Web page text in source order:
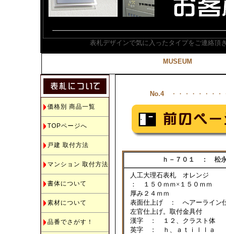
表札デザインで気に入ったタイプをご連絡頂
MUSEUM
No.4・・・・・・・・
ｈ－７０１ ： 松
人工大理石表札 オレンジ
： １５０ｍｍ×１５０ｍｍ
厚み２４ｍｍ
表面仕上げ ： へアーライン
左官仕上げ。取付金具付
漢字 ： １２、クラスト体
英字 ： ｈ、ａｔｉｌｌａ
価格別 商品一覧
TOPページへ
戸建 取付方法
マンション 取付方法
書体について
素材について
品番でさがす！